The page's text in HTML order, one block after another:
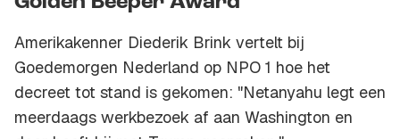
Amerikakenner Diederik Brink vertelt bij
Goedemorgen Nederland op NPO 1 hoe het
decreet tot stand is gekomen: "Netanyahu legt een
meerdaags werkbezoek af aan Washington en